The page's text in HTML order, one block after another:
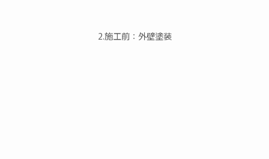
2.施工前：外壁塗装